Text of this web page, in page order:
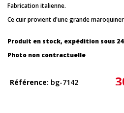
Fabrication italienne.
Ce cuir provient d'une grande
Produit en stock, expédition sous
Photo non contractuelle
Référence bg-7142